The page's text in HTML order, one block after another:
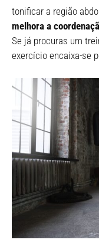
tonificar a região
melhora a
Se já procuras um
exercício encaixa-se